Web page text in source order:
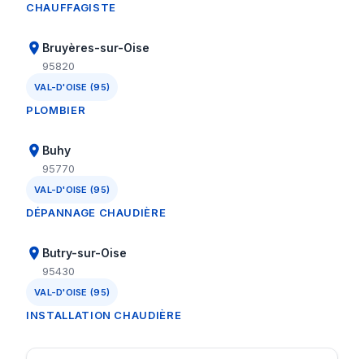
CHAUFFAGISTE
Bruyères-sur-Oise
95820
VAL-D'OISE (95)
PLOMBIER
Buhy
95770
VAL-D'OISE (95)
DÉPANNAGE CHAUDIÈRE
Butry-sur-Oise
95430
VAL-D'OISE (95)
INSTALLATION CHAUDIÈRE